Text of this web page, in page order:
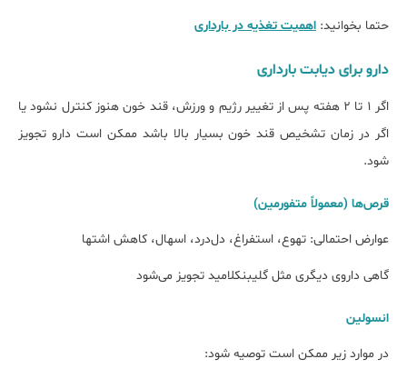
حتما بخوانید: اهمیت تغذیه در بارداری
دارو برای دیابت بارداری
اگر ۱ تا ۲ هفته پس از تغییر رژیم و ورزش، قند خون هنوز کنترل نشود یا
اگر در زمان تشخیص قند خون بسیار بالا باشد ممکن است دارو تجویز
شود.
قرص‌ها (معمولاً متفورمین)
عوارض احتمالی: تهوع، استفراغ، دل‌درد، اسهال، کاهش اشتها
گاهی داروی دیگری مثل گلیبنکلامید تجویز می‌شود
انسولین
در موارد زیر ممکن است توصیه شود: